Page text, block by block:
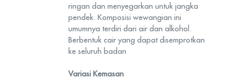
ringan dan menyegarkan untuk jangka
pendek. Komposisi wewangian ini
umumnya terdiri dari air dan alkohol.
Berbentuk cair yang dapat disemprotkan
ke seluruh badan
Variasi Kemasan